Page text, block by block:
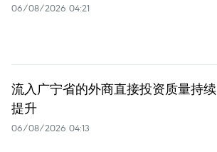
06/08/2026 04:21
流入广宁省的外商直接投资质量持续
提升
06/08/2026 04:13